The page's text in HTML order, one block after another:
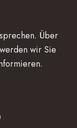
Über
wir Sie